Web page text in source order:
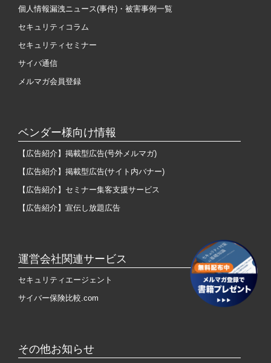
個人情報漏洩ニュース(事件)・被害事例一覧
セキュリティコラム
セキュリティセミナー
サイバ通信
メルマガ会員登録
ベンダー様向け情報
【広告紹介】掲載型広告(号外メルマガ)
【広告紹介】掲載型広告(サイト内バナー)
【広告紹介】セミナー集客支援サービス
【広告紹介】宣伝し放題広告
運営会社関連サービス
セキュリティエージェント
サイバー保険比較.com
その他お知らせ